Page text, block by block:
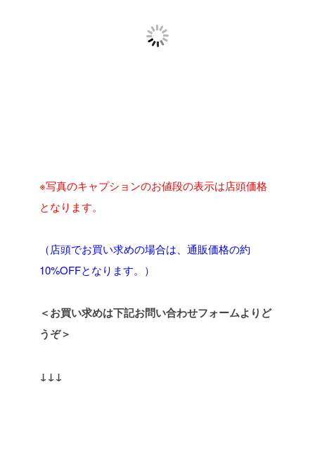
※写真のキャプションのお値段の表示は店頭価格
となります。
（店頭でお買い求めの場合は、通販価格の約
10%OFFとなります。）
＜お買い求めは下記お問い合わせフォームよりど
うぞ＞
↓↓↓